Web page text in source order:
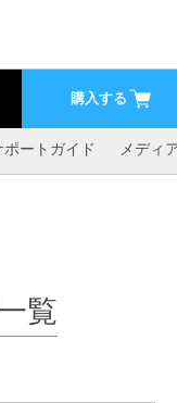
購入する
ポートガイド メディ
覧